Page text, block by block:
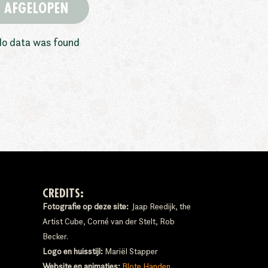
AFGELOPEN
data was found
CREDITS:
Fotografie op deze site: Jaap Reedijk, the
Artist Cube, Corné van der Stelt, Rob
Becker.
Logo en huisstijl: Mariël Stapper